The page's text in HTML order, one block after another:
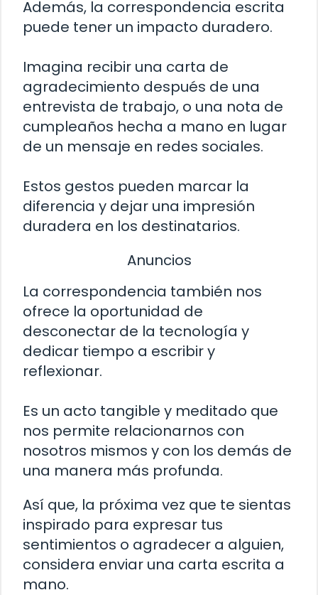
Además, la correspondencia escrita
puede tener un impacto duradero.
Imagina recibir una carta de
agradecimiento después de una
entrevista de trabajo, o una nota de
cumpleaños hecha a mano en lugar
de un mensaje en redes sociales.
Estos gestos pueden marcar la
diferencia y dejar una impresión
duradera en los destinatarios.
Anuncios
La correspondencia también nos
ofrece la oportunidad de
desconectar de la tecnología y
dedicar tiempo a escribir y
reflexionar.
Es un acto tangible y meditado que
nos permite relacionarnos con
nosotros mismos y con los demás de
una manera más profunda.
Así que, la próxima vez que te sientas
inspirado para expresar tus
sentimientos o agradecer a alguien,
considera enviar una carta escrita a
mano.